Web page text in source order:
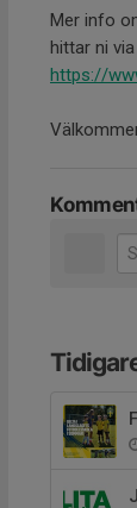
Mer info
hittar ni
https://